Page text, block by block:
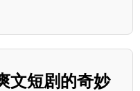
文短剧的奇妙